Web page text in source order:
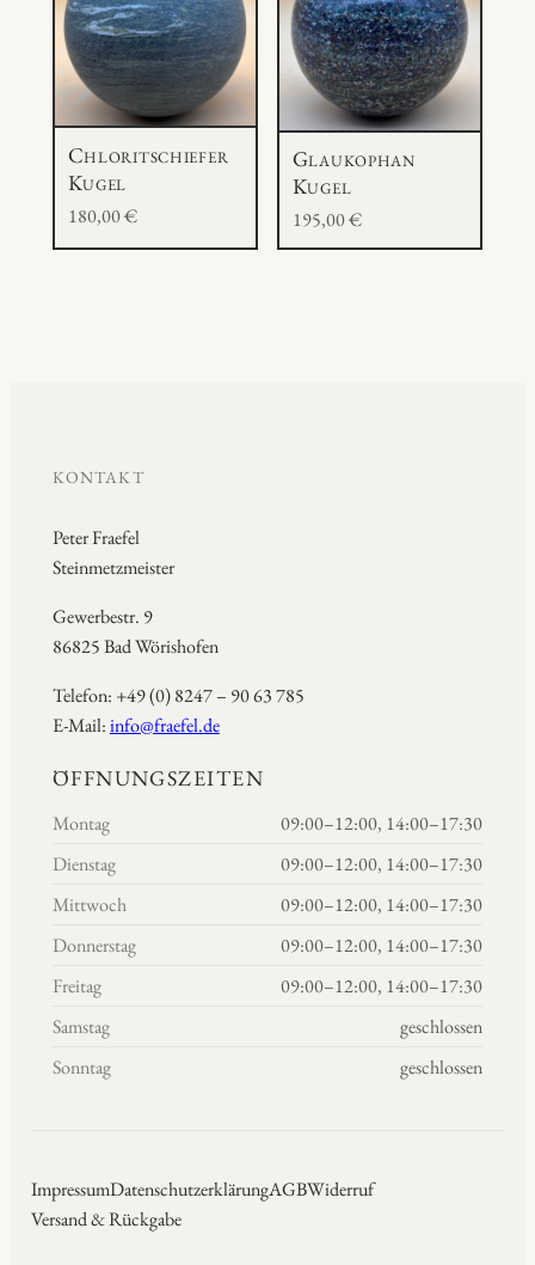
Chloritschiefer
Kugel
180,00€
Glaukophan
Kugel
195,00€
KONTAKT
Peter Fraefel
Steinmetzmeister
Gewerbestr. 9
86825 Bad Wörishofen
Telefon: +49 (0) 8247 – 90 63 785
E-Mail:info@fraefel.de
ÖFFNUNGSZEITEN
Montag
09:00–12:00, 14:00–17:30
Dienstag
09:00–12:00, 14:00–17:30
Mittwoch
09:00–12:00, 14:00–17:30
Donnerstag
09:00–12:00, 14:00–17:30
Freitag
09:00–12:00, 14:00–17:30
Samstag
geschlossen
Sonntag
geschlossen
ImpressumDatenschutzerklärungAGBWiderruf
Versand & Rückgabe